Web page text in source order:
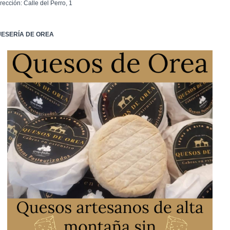
Calle del Perro, 1
DE OREA